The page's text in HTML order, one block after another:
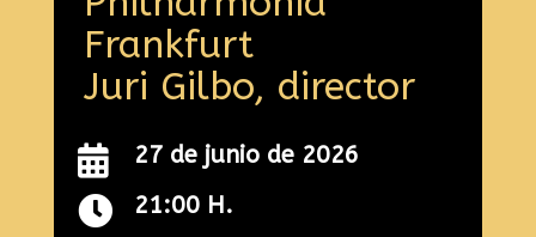
Frankfurt
Juri Gilbo, director
 27 de junio de 2026
 21:00 H.